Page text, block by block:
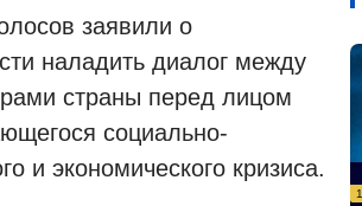
заявили о
наладить диалог между
страны перед лицом
социально-
и экономического кризиса.